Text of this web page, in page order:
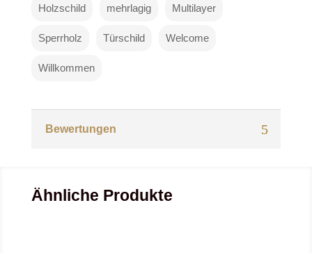
Holzschild mehrlagig Multilayer
Sperrholz Türschild Welcome
Willkommen
Bewertungen
Ähnliche Produkte